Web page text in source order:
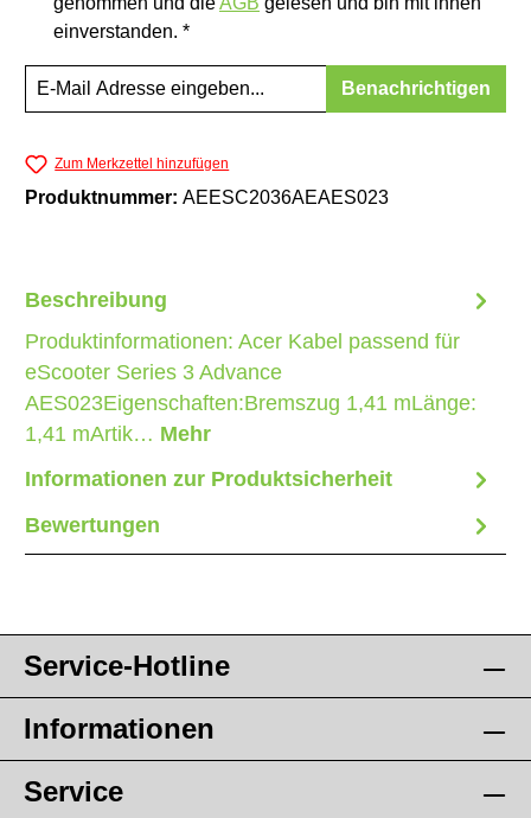
einverstanden. *
Benachrichtigen
Zum Merkzettel hinzufügen
Produktnummer: AEESC2036AEAES023
Beschreibung
Produktinformationen: Acer Kabel passend für
eScooter Series 3 Advance
AES023Eigenschaften:Bremszug 1,41 mLänge:
1,41 mArtik… Mehr
Informationen zur Produktsicherheit
Bewertungen
Service-Hotline
Informationen
Service